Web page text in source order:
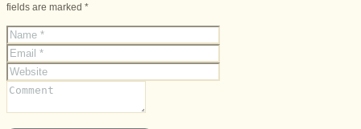
fields are marked *